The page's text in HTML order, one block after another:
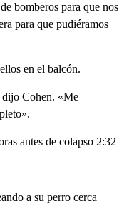
bomberos para que nos
para que pudiéramos
en el balcón.
dijo Cohen. «Me
antes de colapso 2:32
a su perro cerca